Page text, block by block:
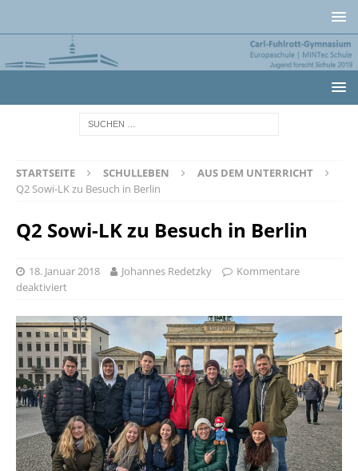
STARTSEITE SCHULLEBEN
AUS DEM UNTERRICHT
Q2 Sowi-LK zu Besuch in Berlin
Q2 Sowi-LK zu Besuch in Berlin
18. Januar 2018 Johannes Redetzky
Kommentare
deaktiviert